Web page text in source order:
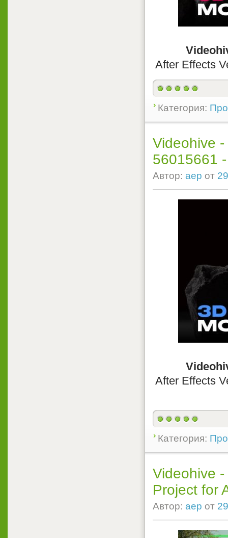
After Effects
Категория:
Videohive
56015661
Автор: aep от
After Effects
Категория:
Videohive
Project for
Автор: aep от